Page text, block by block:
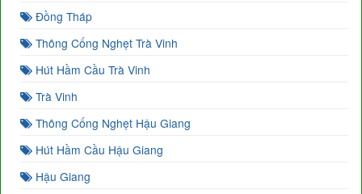
Đồng Tháp
Thông Cống Nghẹt Trà Vinh
Hút Hầm Cầu Trà Vinh
Trà Vinh
Thông Cống Nghẹt Hậu Giang
Hút Hầm Cầu Hậu Giang
Hậu Giang